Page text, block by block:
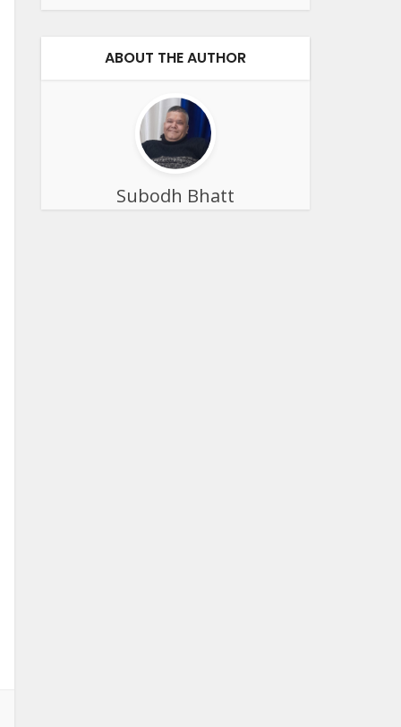
ABOUT THE AUTHOR
Subodh Bhatt